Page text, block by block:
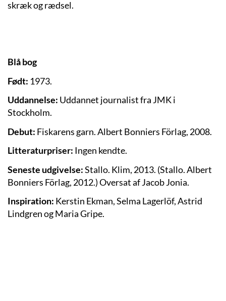
skræk og rædsel.
Blå bog
Født: 1973.
Uddannelse: Uddannet journalist fra JMK i
Stockholm.
Debut: Fiskarens garn. Albert Bonniers Förlag, 2008.
Litteraturpriser: Ingen kendte.
Seneste udgivelse:Stallo. Klim, 2013. (Stallo. Albert
Bonniers Förlag, 2012.)Oversat af Jacob Jonia.
Inspiration: Kerstin Ekman, Selma Lagerlöf, Astrid
Lindgren og Maria Gripe.